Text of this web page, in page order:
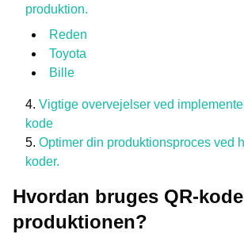
produktion.
Reden
Toyota
Bille
Vigtige overvejelser ved
kode
Optimer din produktionsproces ved
koder.
Hvordan bruges QR-
produktionen?